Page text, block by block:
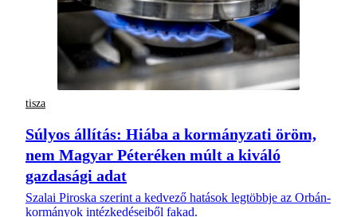
tisza
Súlyos állítás: Hiába a kormányzati öröm,
nem Magyar Péteréken múlt a kiváló
gazdasági adat
Szalai Piroska szerint a kedvező hatások legtöbbje az Orbán-
kormányok intézkedéseiből fakad.